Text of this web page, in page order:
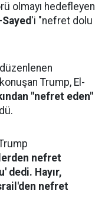
olmayı hedefleyen
'i "nefret dolu
Trump, El-
"nefret eden"
nefret
dedi. Hayır,
nefret